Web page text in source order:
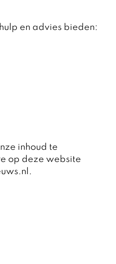
en advies bieden:
inhoud te
op deze website